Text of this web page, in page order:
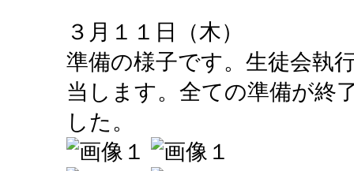
３月１１日（木）
準備の様子です。生徒会執
当します。全ての準備が終
した。